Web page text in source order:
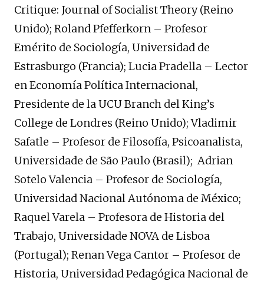
Critique: Journal of Socialist Theory (Reino
Unido); Roland Pfefferkorn – Profesor
Emérito de Sociología, Universidad de
Estrasburgo (Francia); Lucia Pradella – Lector
en Economía Política Internacional,
Presidente de la UCU Branch del King’s
College de Londres (Reino Unido); Vladimir
Safatle – Profesor de Filosofía, Psicoanalista,
Universidade de São Paulo (Brasil); Adrian
Sotelo Valencia – Profesor de Sociología,
Universidad Nacional Autónoma de México;
Raquel Varela – Profesora de Historia del
Trabajo, Universidade NOVA de Lisboa
(Portugal); Renan Vega Cantor – Profesor de
Historia, Universidad Pedagógica Nacional de